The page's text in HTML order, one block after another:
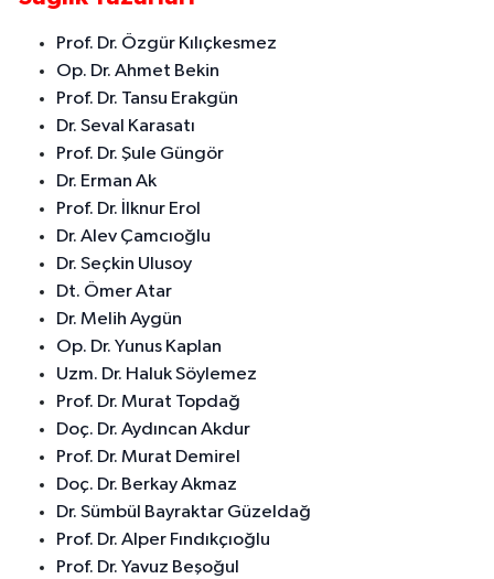
Prof. Dr. Özgür Kılıçkesmez
Op. Dr. Ahmet Bekin
Prof. Dr. Tansu Erakgün
Dr. Seval Karasatı
Prof. Dr. Şule Güngör
Dr. Erman Ak
Prof. Dr. İlknur Erol
Dr. Alev Çamcıoğlu
Dr. Seçkin Ulusoy
Dt. Ömer Atar
Dr. Melih Aygün
Op. Dr. Yunus Kaplan
Uzm. Dr. Haluk Söylemez
Prof. Dr. Murat Topdağ
Doç. Dr. Aydıncan Akdur
Prof. Dr. Murat Demirel
Doç. Dr. Berkay Akmaz
Dr. Sümbül Bayraktar Güzeldağ
Prof. Dr. Alper Fındıkçıoğlu
Prof. Dr. Yavuz Beşoğul